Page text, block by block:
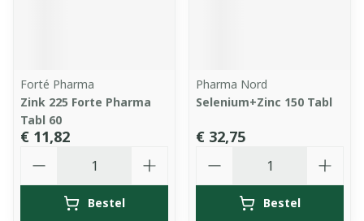
Forté Pharma
Zink 225 Forte Pharma
Tabl 60
€ 11,82
Bestel
Pharma Nord
Selenium+Zinc 150 Tabl
€ 32,75
Bestel